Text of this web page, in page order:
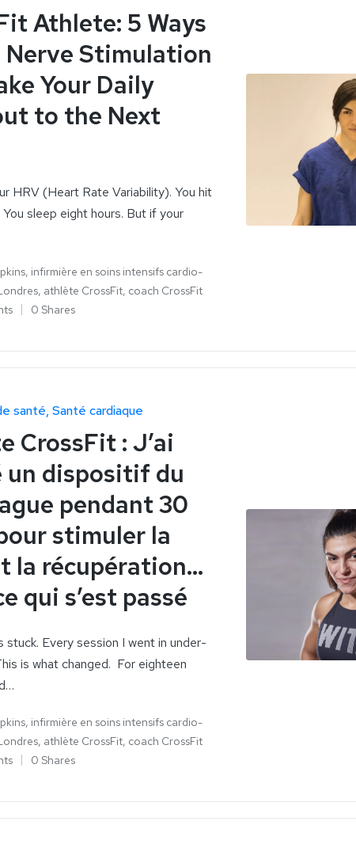
Athlete: 5 Ways
Nerve Stimulation
Your Daily
to the Next
HRV (Heart Rate Variability). You hit
sleep eight hours. But if your
infirmière en soins intensifs cardio-
athlète CrossFit, coach CrossFit
0 Shares
santé Santé cardiaque
CrossFit : J’ai
un dispositif du
pendant 30
stimuler la
la récupération...
qui s’est passé
stuck. Every session I went in under-
is what changed. For eighteen
infirmière en soins intensifs cardio-
athlète CrossFit, coach CrossFit
0 Shares